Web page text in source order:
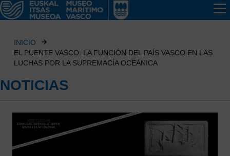
INICIO
EL PUENTE VASCO: LA FUNCIÓN DEL PAÍS VASCO EN LAS
LUCHAS POR LA SUPREMACÍA OCEÁNICA
NOTICIAS